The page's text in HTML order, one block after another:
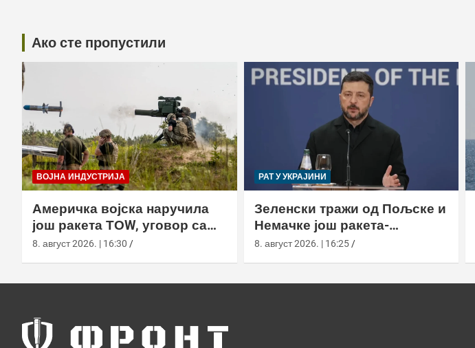
Ако сте пропустили
ВОЈНА ИНДУСТРИЈА
Америчка војска наручила
још ракета ТОW, уговор са
Раyтхеон порастао на 750,8
8. август 2026. | 16:30
РАТ У УКРАЈИНИ
Зеленски тражи од Пољске и
Немачке још ракета-
пресретача
8. август 2026. | 16:25